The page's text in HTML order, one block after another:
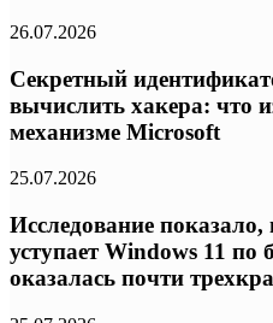
26.07.2026
Секретный
вычислить хакера: что
механизме Microsoft
25.07.2026
Исследование
уступает Windows 11 по
оказалась почти